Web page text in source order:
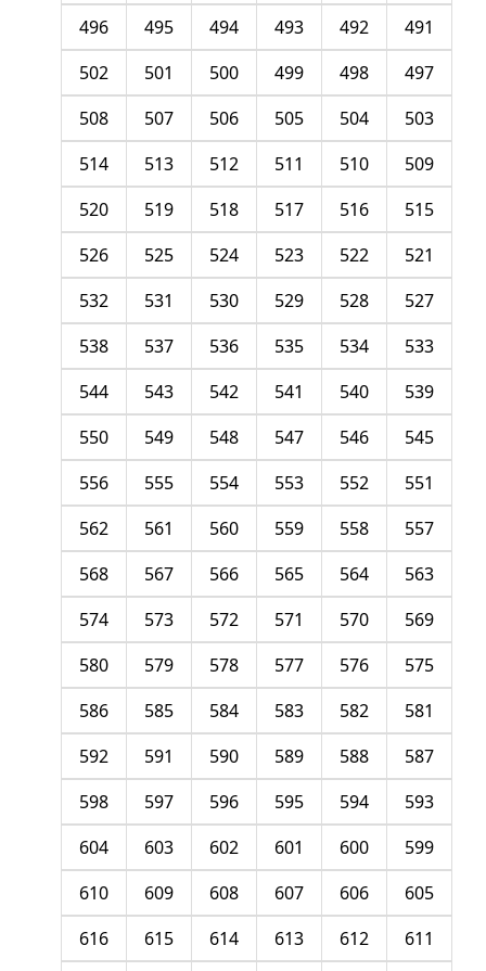
491
492
493
494
495
496
497
498
499
500
501
502
503
504
505
506
507
508
509
510
511
512
513
514
515
516
517
518
519
520
521
522
523
524
525
526
527
528
529
530
531
532
533
534
535
536
537
538
539
540
541
542
543
544
545
546
547
548
549
550
551
552
553
554
555
556
557
558
559
560
561
562
563
564
565
566
567
568
569
570
571
572
573
574
575
576
577
578
579
580
581
582
583
584
585
586
587
588
589
590
591
592
593
594
595
596
597
598
599
600
601
602
603
604
605
606
607
608
609
610
611
612
613
614
615
616